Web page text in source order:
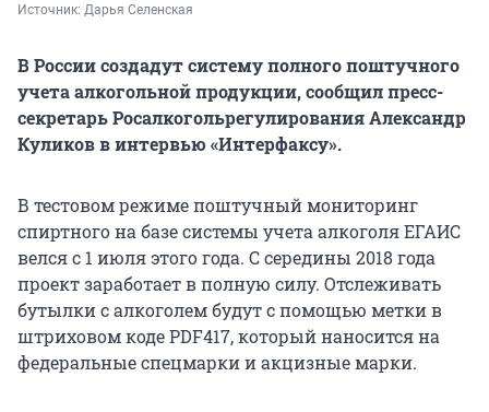
Источник: Дарья Селенская
В России создадут систему полного поштучного
учета алкогольной продукции, сообщил пресс-
секретарь Росалкогольрегулирования Александр
Куликов в интервью «Интерфаксу».
В тестовом режиме поштучный мониторинг
спиртного на базе системы учета алкоголя ЕГАИС
велся с 1 июля этого года. С середины 2018 года
проект заработает в полную силу. Отслеживать
бутылки с алкоголем будут с помощью метки в
штриховом коде PDF417, который наносится на
федеральные спецмарки и акцизные марки.